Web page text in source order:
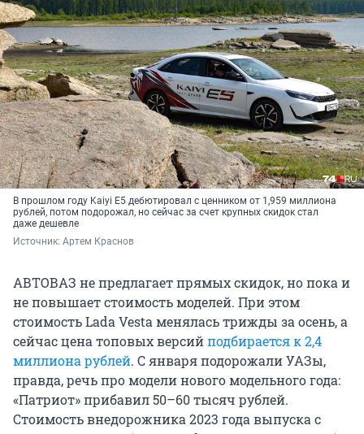
В прошлом году Kaiyi E5 дебютировал с ценником от 1,959 миллиона
рублей, потом подорожал, но сейчас за счет крупных скидок стал
даже дешевле
Источник: Артем Краснов
АВТОВАЗ не предлагает прямых скидок, но пока и
не повышает стоимость моделей. При этом
стоимость Lada Vesta менялась трижды за осень, а
сейчас цена топовых версийподбирается к 2,4
миллиона рублей. С января подорожали УАЗы,
правда, речь про модели нового модельного года:
«Патриот» прибавил 50–60 тысяч рублей.
Стоимость внедорожника 2023 года выпуска с